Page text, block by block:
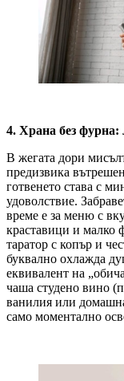
4. Храна без фурна:
В жегата дори
предизвика
готвенето става с
удоволствие.
време е за меню с
краставици и малко
таратор с копър и
буквално охлажда
еквивалент на
чаша студено вино
ванилия или
само моментално